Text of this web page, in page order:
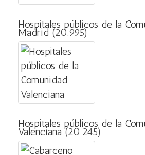
Hospitales públicos de la
Madrid (20.995)
Hospitales públicos de la
Valenciana (20.245)